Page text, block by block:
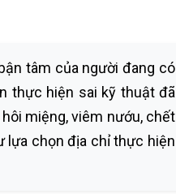
tâm của người đang có
thực hiện sai kỹ thuật đã
miệng, viêm nướu, chết
lựa chọn địa chỉ thực hiện